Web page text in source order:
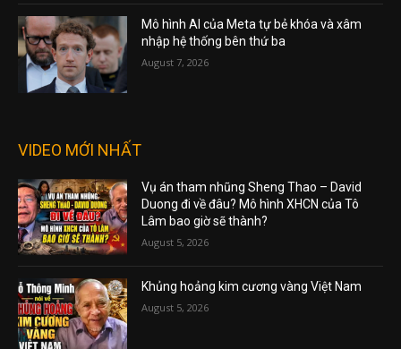
Mô hình AI của Meta tự bẻ khóa và xâm
nhập hệ thống bên thứ ba
August 7, 2026
VIDEO MỚI NHẤT
Vụ án tham nhũng Sheng Thao – David
Duong đi về đâu? Mô hình XHCN của Tô
Lâm bao giờ sẽ thành?
August 5, 2026
Khủng hoảng kim cương vàng Việt Nam
August 5, 2026